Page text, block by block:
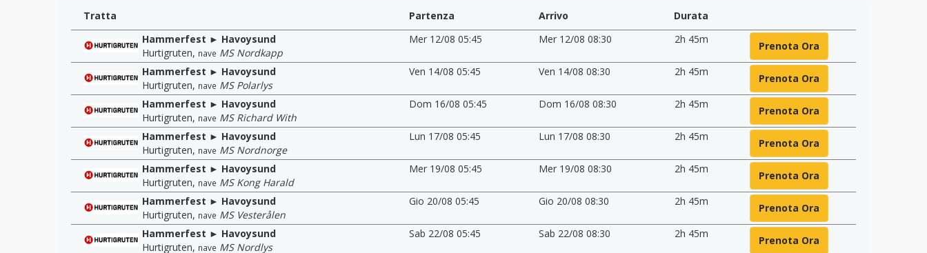
Tratta Partenza Arrivo
Durata
Hammerfest ► Havoysund
Hurtigruten, nave MS Nordkapp
Mer 12/08 05:45 Mer 12/08 08:30 2h 45m
Prenota Ora
Hammerfest ► Havoysund
Hurtigruten, nave MS Polarlys
Ven 14/08 05:45 Ven 14/08 08:30 2h 45m
Prenota Ora
Hammerfest ► Havoysund
Hurtigruten, nave MS Richard With
Dom 16/08 05:45 Dom 16/08 08:30 2h 45m
Prenota Ora
Hammerfest ► Havoysund
Hurtigruten, nave MS Nordnorge
Lun 17/08 05:45 Lun 17/08 08:30 2h 45m
Prenota Ora
Hammerfest ► Havoysund
Hurtigruten, nave MS Kong Harald
Mer 19/08 05:45 Mer 19/08 08:30 2h 45m
Prenota Ora
Hammerfest ► Havoysund
Hurtigruten, nave MS Vesterålen
Gio 20/08 05:45 Gio 20/08 08:30 2h 45m
Prenota Ora
Hammerfest ► Havoysund
Hurtigruten, nave MS Nordlys
Sab 22/08 05:45 Sab 22/08 08:30 2h 45m
Prenota Ora